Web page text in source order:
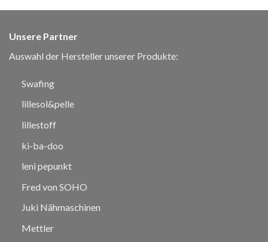
Unsere Partner
Auswahl der Hersteller unserer Produkte:
Swafing
lillesol&pelle
lillestoff
ki-ba-doo
leni pepunkt
Fred von SOHO
Juki Nähmaschinen
Mettler